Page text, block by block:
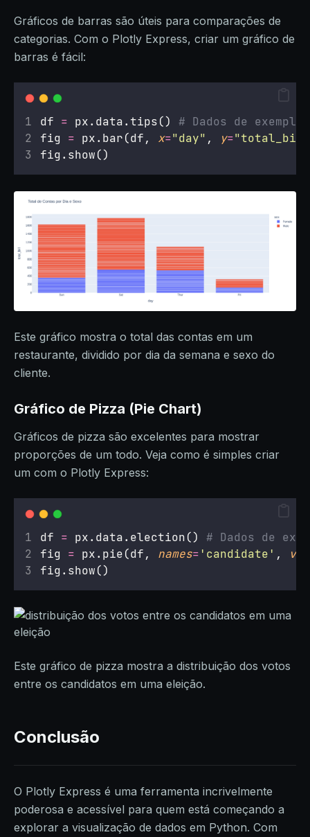
Gráficos de barras são úteis para comparações de
categorias. Com o Plotly Express, criar um gráfico de
barras é fácil:
df = px.data.tips() # Dados de
fig = px.bar(df, x="day" , y="total_bill
fig.show()
Este gráfico mostra o total das contas em um
restaurante, dividido por dia da semana e sexo do
cliente.
Gráfico de Pizza (Pie Chart)
Gráficos de pizza são excelentes para mostrar
proporções de um todo. Veja como é simples criar
um com o Plotly Express:
df = px.data.election() # Dados de
fig = px.pie(df, names= ' candidate ' ,
fig.show()
Este gráfico de pizza mostra a distribuição dos votos
entre os candidatos em uma eleição.
Conclusão
O Plotly Express é uma ferramenta incrivelmente
poderosa e acessível para quem está começando a
explorar a visualização de dados em Python. Com